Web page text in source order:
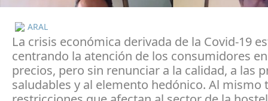
ARAL
La crisis económica derivada de la Covid-19
centrando la atención de los consumidores
precios, pero sin renunciar a la calidad, a las
saludables y al elemento hedónico. Al mismo